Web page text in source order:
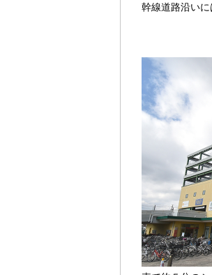
幹線道路沿い